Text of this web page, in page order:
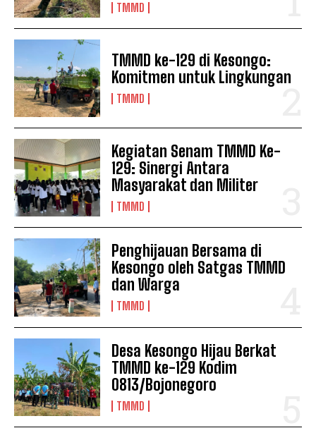
TMMD
TMMD ke-129 di Kesongo:
Komitmen untuk Lingkungan
TMMD
Kegiatan Senam TMMD Ke-
129: Sinergi Antara
Masyarakat dan Militer
TMMD
Penghijauan Bersama di
Kesongo oleh Satgas TMMD
dan Warga
TMMD
Desa Kesongo Hijau Berkat
TMMD ke-129 Kodim
0813/Bojonegoro
TMMD